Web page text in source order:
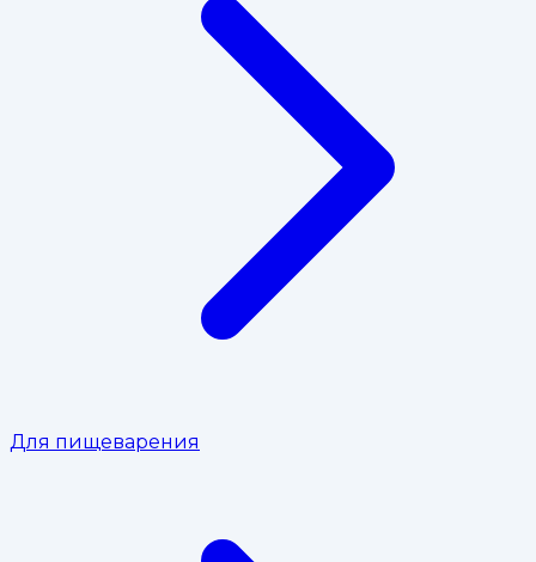
Для пищеварения